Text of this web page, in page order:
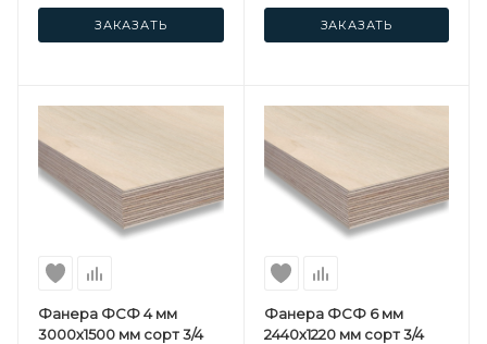
ЗАКАЗАТЬ ЗАКАЗАТЬ
Фанера ФСФ 4 мм
3000х1500 мм сорт 3/4
Фанера ФСФ 6 мм
2440х1220 мм сорт 3/4